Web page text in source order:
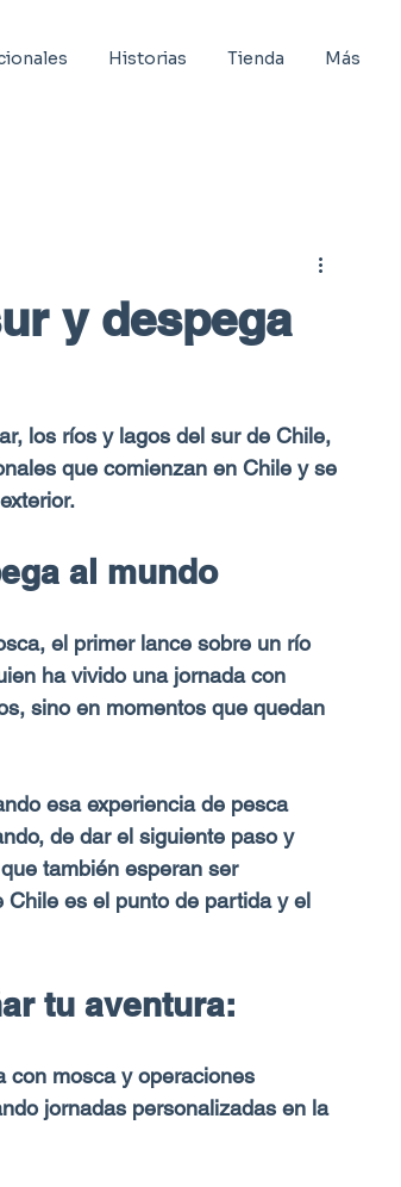
Historias Tienda Más
y despega
los ríos y lagos del sur de Chile,
que comienzan en Chile y se
al mundo
el primer lance sobre un río
ha vivido una jornada con
sino en momentos que quedan
esa experiencia de pesca
de dar el siguiente paso y
también esperan ser
es el punto de partida y el
tu aventura:
con mosca y operaciones
jornadas personalizadas en la